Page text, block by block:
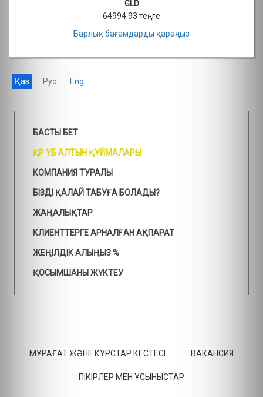
GLD
64994.93 теңге
Барлық бағамдарды қараңыз
Қаз Рус Eng
БАСТЫ БЕТ
ҚР ҰБ АЛТЫН ҚҰЙМАЛАРЫ
КОМПАНИЯ ТУРАЛЫ
БІЗДІ ҚАЛАЙ ТАБУҒА БОЛАДЫ?
ЖАҢАЛЫҚТАР
КЛИЕНТТЕРГЕ АРНАЛҒАН АҚПАРАТ
ЖЕҢІЛДІК АЛЫҢЫЗ %
ҚОСЫМШАНЫ ЖҮКТЕУ
МҰРАҒАТ ЖӘНЕ КУРСТАР КЕСТЕСІ ВАКАНСИЯ
ПІКІРЛЕР МЕН ҰСЫНЫСТАР